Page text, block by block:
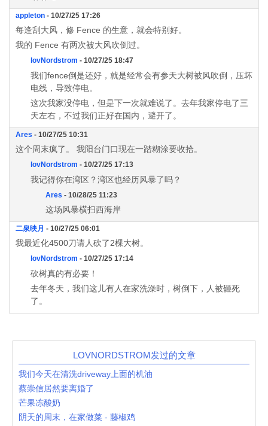
appleton - 10/27/25 17:26
每逢刮大风，修 Fence 的生意，就会特别好。
我的 Fence 有两次被大风吹倒过。
lovNordstrom - 10/27/25 18:47
我们fence倒是还好，就是经常会有参天大树被风吹倒，压坏
电线，导致停电。
这次我家没停电，但是下一次就难说了。去年我家停电了三
天左右，不过我们正好在国内，避开了。
Ares - 10/27/25 10:31
这个周末疯了。 我阳台门口现在一踏糊涂要收拾。
lovNordstrom - 10/27/25 17:13
我记得你在湾区？湾区也经历风暴了吗？
Ares - 10/28/25 11:23
这场风暴横扫西海岸
二泉映月 - 10/27/25 06:01
我最近化4500刀请人砍了2棵大树。
lovNordstrom - 10/27/25 17:14
砍树真的有必要！
去年冬天，我们这儿有人在家洗澡时，树倒下，人被砸死
了。
LOVNORDSTROM发过的文章
我们今天在清洗driveway上面的机油
蔡崇信居然要离婚了
芒果冻酸奶
阴天的周末，在家做菜 - 藤椒鸡